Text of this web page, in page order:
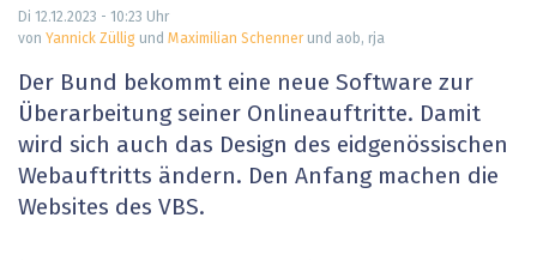
Di 12.12.2023 - 10:23 Uhr
von Yannick Züllig und Maximilian Schennerund aob, rja
Der Bund bekommt eine neue Software zur
Überarbeitung seiner Onlineauftritte. Damit
wird sich auch das Design des eidgenössischen
Webauftritts ändern. Den Anfang machen die
Websites des VBS.